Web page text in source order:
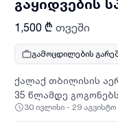
გაყიდვების
1,500 ₾ თვეში
გამოცდილების
ქალაქ თბილისის
35 წლამდე გოგონებს
პროდუქტებისა და
30 ივლისი - 29 აგვისტო